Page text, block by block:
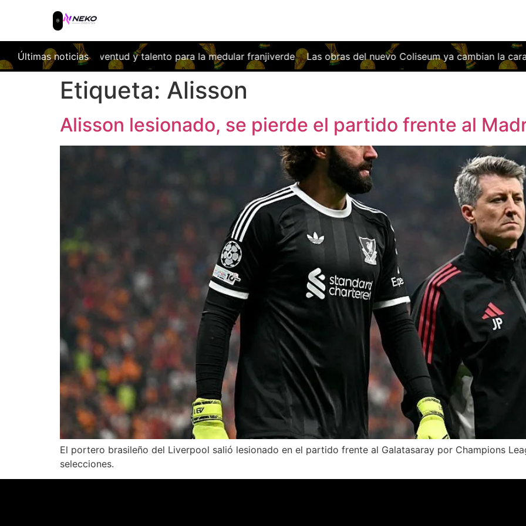
Últimas noticias
Juventud y talento para la medular franjiverde Las obras del nuevo Coliseum ya cambian la cara del
Etiqueta: Alisson
Alisson lesionado, se pierde el partido frente al
El portero brasileño del Liverpool salió lesionado en el partido frente al Galatasaray por Champions
selecciones.